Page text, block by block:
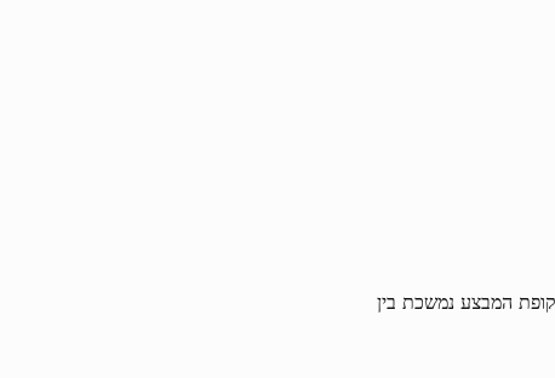
שעות מסיום הטורניר. תקופת המבצע נמשכת בין